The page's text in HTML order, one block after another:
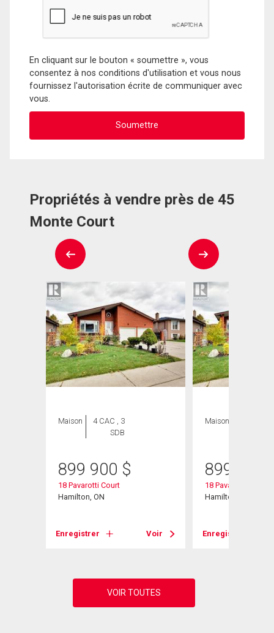
En cliquant sur le bouton « soumettre », vous
consentez à nos conditions d'utilisation et vous nous
fournissez l'autorisation écrite de communiquer avec
vous.
Propriétés à vendre près de 45
Monte Court
Maison
4 CAC , 3
SDB
899 900 $
18 Pavarotti Court
Hamilton, ON
Enregistrer Voir
Maison
899 900
18 Pavarotti Court
Hamilton, ON
Enregistrer